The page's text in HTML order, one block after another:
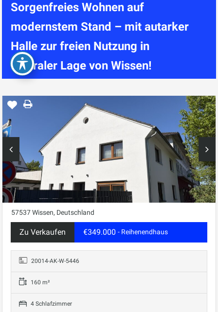
Sorgenfreies Wohnen auf
modernstem Stand – mit autarker
Halle zur freien Nutzung in
zentraler Lage von Wissen!
57537 Wissen, Deutschland
Zu Verkaufen €349.000 - Reihenendhaus
20014-AK-W-5446
160 m²
4 Schlafzimmer